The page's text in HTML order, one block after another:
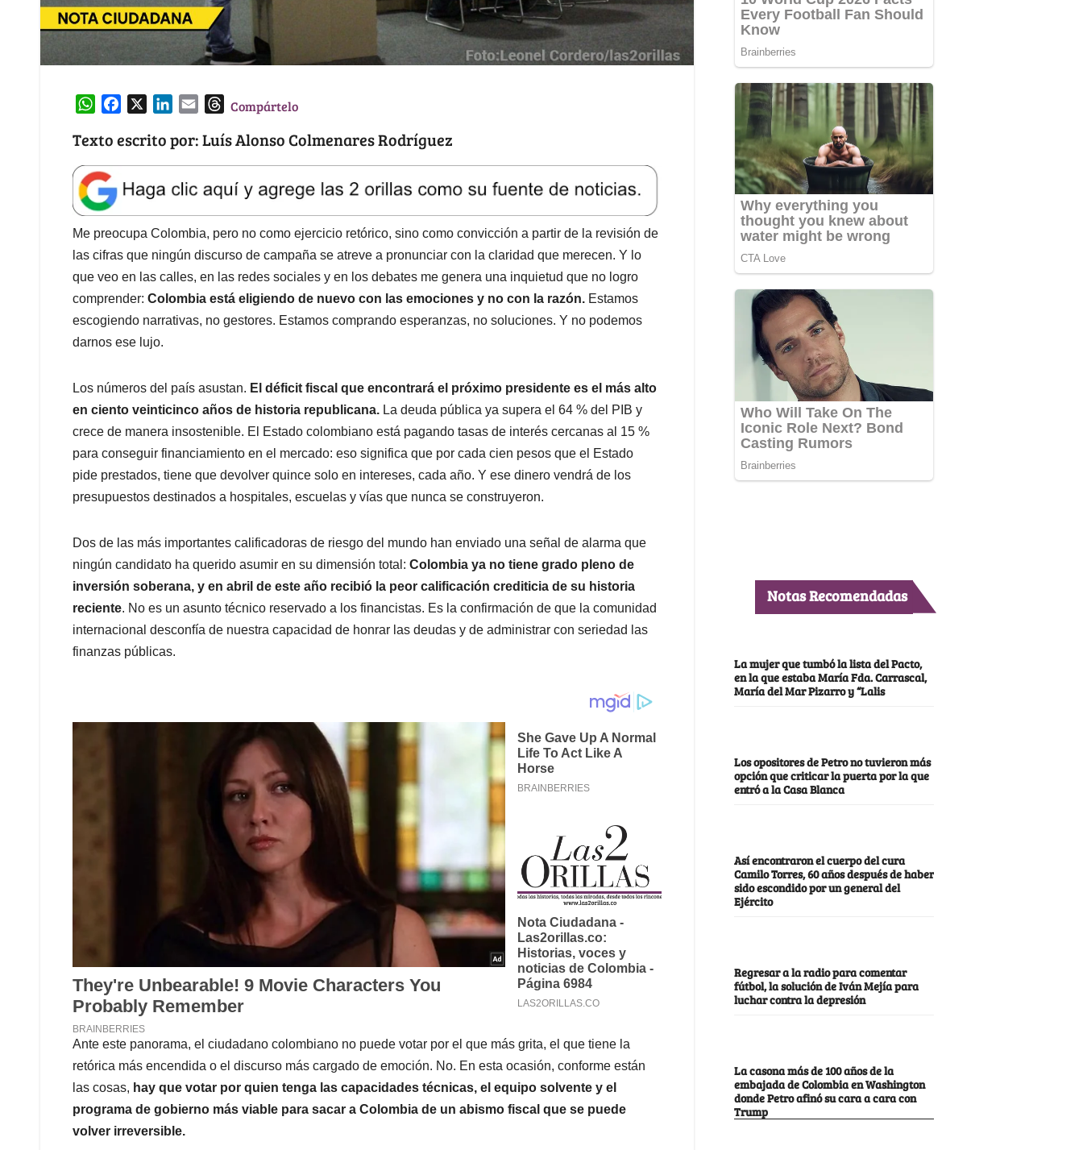
W
a
t
s
A
p
p
c
e
b
o
o
k
n
k
d
I
n
a
i
T
r
e
d
s
Compártelo
Texto escrito por: Luís Alonso Colmenares Rodríguez
Me preocupa Colombia, pero no como ejercicio retórico, sino como convicción a partir de la revisión de
las cifras que ningún discurso de campaña se atreve a pronunciar con la claridad que merecen. Y lo
que veo en las calles, en las redes sociales y en los debates me genera una inquietud que no logro
comprender: Colombia está eligiendo de nuevo con las emociones y no con la razón. Estamos
escogiendo narrativas, no gestores. Estamos comprando esperanzas, no soluciones. Y no podemos
darnos ese lujo.
Los números del país asustan. El déficit fiscal que encontrará el próximo presidente es el más alto
en ciento veinticinco años de historia republicana. La deuda pública ya supera el 64 % del PIB y
crece de manera insostenible. El Estado colombiano está pagando tasas de interés cercanas al 15 %
para conseguir financiamiento en el mercado: eso significa que por cada cien pesos que el Estado
pide prestados, tiene que devolver quince solo en intereses, cada año. Y ese dinero vendrá de los
presupuestos destinados a hospitales, escuelas y vías que nunca se construyeron.
Dos de las más importantes calificadoras de riesgo del mundo han enviado una señal de alarma que
ningún candidato ha querido asumir en su dimensión total: Colombia ya no tiene grado pleno de
inversión soberana, y en abril de este año recibió la peor calificación crediticia de su historia
reciente. No es un asunto técnico reservado a los financistas. Es la confirmación de que la comunidad
internacional desconfía de nuestra capacidad de honrar las deudas y de administrar con seriedad las
finanzas públicas.
Ante este panorama, el ciudadano colombiano no puede votar por el que más grita, el que tiene la
retórica más encendida o el discurso más cargado de emoción. No. En esta ocasión, conforme están
las cosas, hay que votar por quien tenga las capacidades técnicas, el equipo solvente y el
programa de gobierno más viable para sacar a Colombia de un abismo fiscal que se puede
volver irreversible.
Notas Recomendadas
La mujer que tumbó la lista del Pacto,
en la que estaba María Fda. Carrascal,
María del Mar Pizarro y “Lalis
Los opositores de Petro no tuvieron más
opción que criticar la puerta por la que
entró a la Casa Blanca
Así encontraron el cuerpo del cura
Camilo Torres, 60 años después de haber
sido escondido por un general del
Ejército
Regresar a la radio para comentar
fútbol, la solución de Iván Mejía para
luchar contra la depresión
La casona más de 100 años de la
embajada de Colombia en Washington
donde Petro afinó su cara a cara con
Trump